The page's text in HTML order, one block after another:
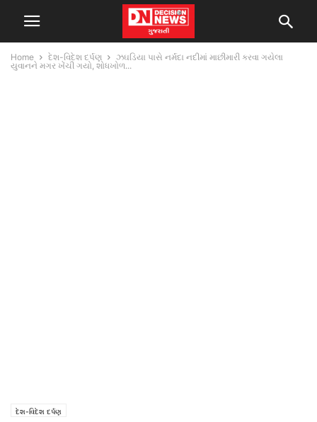
Home દેશ-વિદેશ દર્પણ
ઝઘડિયા પાસે નર્મદા નદીમાં માછીમારી કરવા ગયેલા
યુવાનને મગર ખેંચી ગયો, શોધખોળ...
દેશ-વિદેશ દર્પણ